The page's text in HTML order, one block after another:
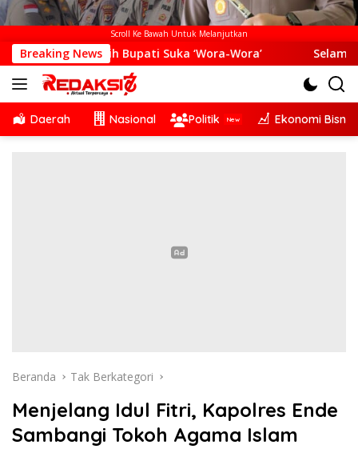
Scroll Ke Bawah Untuk Melanjutkan
Breaking News
Bupati Suka ‘Wora-Wora’ Selama Dua Bulan
Daerah Nasional Politik Ekonomi Bisnis
Beranda Tak Berkategori
Menjelang Idul Fitri, Kapolres Ende
Sambangi Tokoh Agama Islam